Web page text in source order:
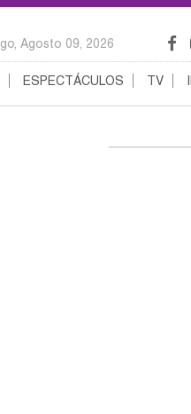
Agosto 09, 2026
ESPECTÁCULOS TV